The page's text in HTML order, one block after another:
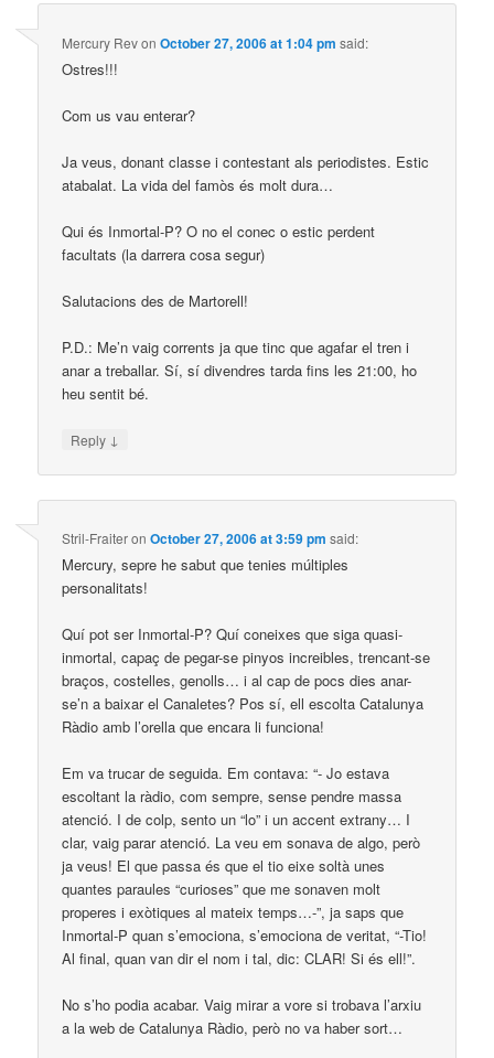
Mercury RevonOctober 27, 2006 at 1:04 pm said:
Ostres!!!
Com us vau enterar?
Ja veus, donant classe i contestant als periodistes. Estic
atabalat. La vida del famòs és molt dura…
Qui és Inmortal-P? O no el conec o estic perdent
facultats (la darrera cosa segur)
Salutacions des de Martorell!
P.D.: Me’n vaig corrents ja que tinc que agafar el tren i
anar a treballar. Sí, sí divendres tarda fins les 21:00, ho
heu sentit bé.
Reply ↓
Stril-FraiteronOctober 27, 2006 at 3:59 pm said:
Mercury, sepre he sabut que tenies múltiples
personalitats!
Quí pot ser Inmortal-P? Quí coneixes que siga quasi-
inmortal, capaç de pegar-se pinyos increibles, trencant-se
braços, costelles, genolls… i al cap de pocs dies anar-
se’n a baixar el Canaletes? Pos sí, ell escolta Catalunya
Ràdio amb l’orella que encara li funciona!
Em va trucar de seguida. Em contava: “- Jo estava
escoltant la ràdio, com sempre, sense pendre massa
atenció. I de colp, sento un “lo” i un accent extrany… I
clar, vaig parar atenció. La veu em sonava de algo, però
ja veus! El que passa és que el tio eixe soltà unes
quantes paraules “curioses” que me sonaven molt
properes i exòtiques al mateix temps…-”, ja saps que
Inmortal-P quan s’emociona, s’emociona de veritat, “-Tio!
Al final, quan van dir el nom i tal, dic: CLAR! Si és ell!”.
No s’ho podia acabar. Vaig mirar a vore si trobava l’arxiu
a la web de Catalunya Ràdio, però no va haber sort…